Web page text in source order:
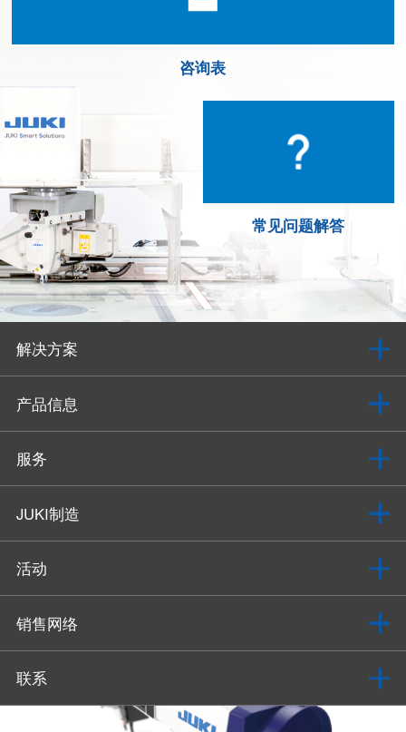
咨询表
常见问题解答
解决方案
产品信息
服务
JUKI制造
活动
销售网络
联系